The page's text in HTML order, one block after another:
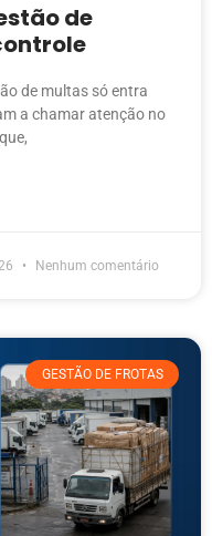
de
de multas só entra
a chamar atenção no
Nenhum comentário
GESTÃO DE FROTAS